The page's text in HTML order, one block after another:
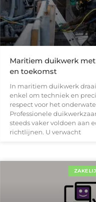
Maritiem duikwerk
en toekomst
In maritiem duikwerk
enkel om techniek en
respect voor het
Professionele
steeds vaker voldoen aan
richtlijnen. U verwacht